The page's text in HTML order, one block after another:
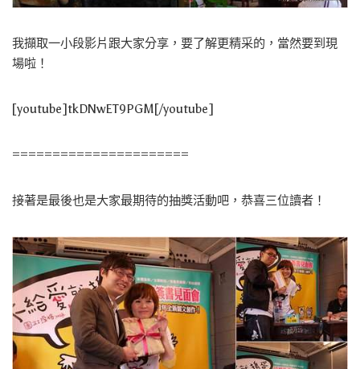
我擷取一小段影片跟大家分享，要了解更精采的，當然要到現
場啦！
[youtube]tkDNwET9PGM[/youtube]
======================
接著是最後也是大家最期待的抽獎活動吧，恭喜三位讀者！